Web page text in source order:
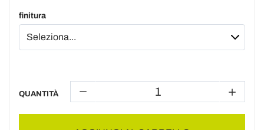
finitura
QUANTITÀ